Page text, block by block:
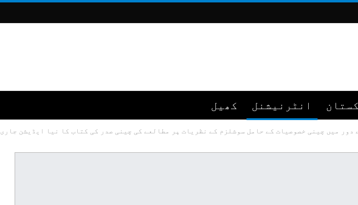
انٹرنیشنل کھیل
دور میں چینی خصوصیات کے حامل سوشلزم کے نظریات پر مطالعے کی چینی صدر کی کتاب کا نیا ایڈیشن جاری